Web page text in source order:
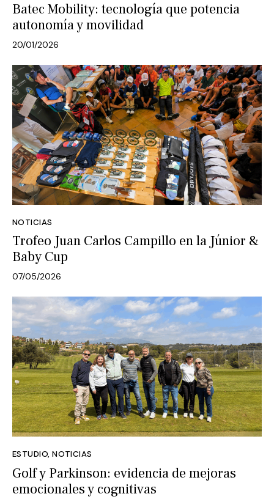
Batec Mobility: tecnología que potencia
autonomía y movilidad
20/01/2026
NOTICIAS
Trofeo Juan Carlos Campillo en la Júnior &
Baby Cup
07/05/2026
ESTUDIO,NOTICIAS
Golf y Parkinson: evidencia de mejoras
emocionales y cognitivas